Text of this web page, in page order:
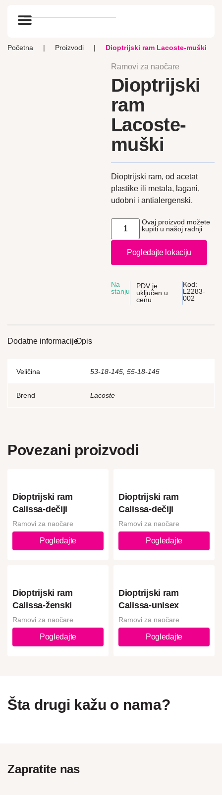
Početna | Proizvodi | Dioptrijski ram Lacoste-muški
Ramovi za naočare
Dioptrijski
ram
Lacoste-
muški
Dioptrijski ram, od acetat
plastike ili metala, lagani,
udobni i antialergenski.
Ovaj proizvod možete
kupiti u našoj radnji
Pogledajte lokaciju
Na
stanju
PDV je
uključen u
cenu
Kod:
L2283-
002
Dodatne informacijeOpis
Veličina 53-18-145, 55-18-145
Brend Lacoste
Povezani proizvodi
Dioptrijski ram
Calissa-dečiji
Ramovi za naočare
Pogledajte
Dioptrijski ram
Calissa-dečiji
Ramovi za naočare
Pogledajte
Dioptrijski ram
Calissa-ženski
Ramovi za naočare
Pogledajte
Dioptrijski ram
Calissa-unisex
Ramovi za naočare
Pogledajte
Šta drugi kažu o nama?
Zapratite nas